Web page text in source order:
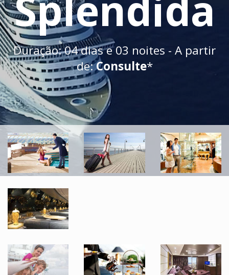
Duração: 04 dias e 03 noites - A partir
de:Consulte*